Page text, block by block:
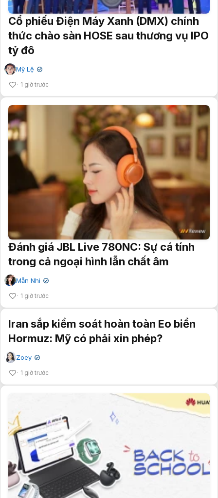
Cổ phiếu Điện Máy Xanh (DMX) chính
thức chào sàn HOSE sau thương vụ IPO
tỷ đô
Mỹ Lệ ✔
1 giờ trước
Đánh giá JBL Live 780NC: Sự cá tính
trong cả ngoại hình lẫn chất âm
Mẫn Nhi ✔
1 giờ trước
Iran sắp kiểm soát hoàn toàn Eo biển
Hormuz: Mỹ có phải xin phép?
Zoey ✔
1 giờ trước